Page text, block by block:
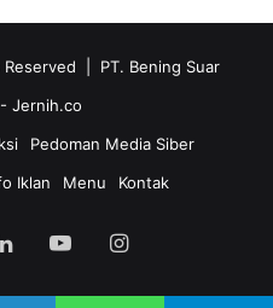
| PT. Bening Suar
- Jernih.co
Pedoman Media Siber
Iklan Menu Kontak
LinkedInYouTubeInstagram